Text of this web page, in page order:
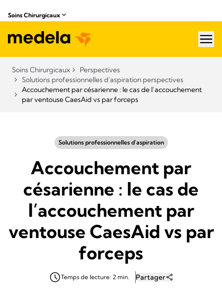
Soins Chirurgicaux
Soins Chirurgicaux
Perspectives
Solutions professionnelles d'aspiration perspectives
Accouchement par césarienne : le cas de l’accouchement
par ventouse CaesAid vs par forceps
Solutions professionnelles d'aspiration
Accouchement par
césarienne : le cas de
l’accouchement par
ventouse CaesAid vs par
forceps
Temps de lecture: 2 min. Partager